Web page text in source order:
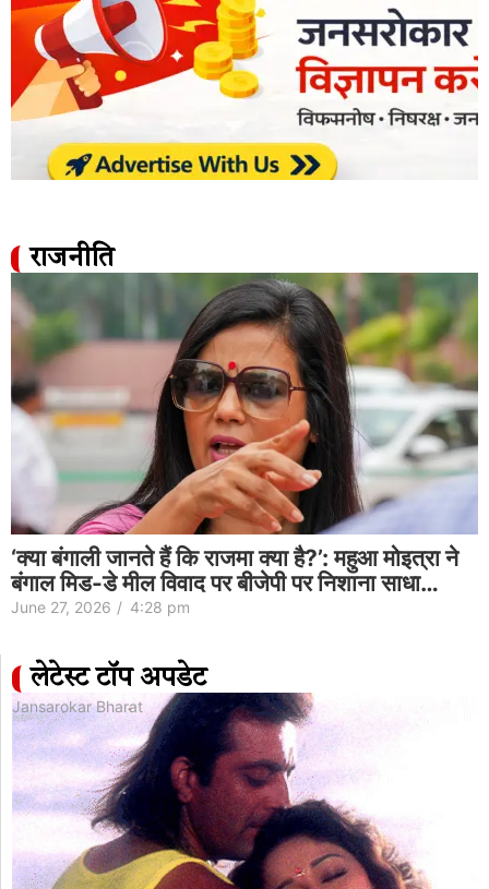
राजनीति
‘क्या बंगाली जानते हैं कि राजमा क्या है?’: महुआ मोइत्रा ने
बंगाल मिड-डे मील विवाद पर बीजेपी पर निशाना साधा…
June 27, 2026 / 4:28 pm
लेटेस्ट टॉप अपडेट
Jansarokar Bharat